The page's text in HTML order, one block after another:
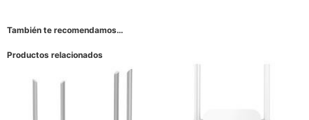
También te recomendamos…
Productos relacionados